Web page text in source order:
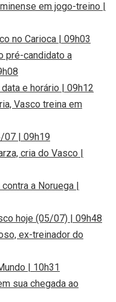
em jogo-treino |
no Carioca | 09h03
pré-candidato a
e horário | 09h12
Vasco treina em
07 | 09h19
cria do Vasco |
a Noruega |
hoje (05/07) | 09h48
ex-treinador do
| 10h31
sua chegada ao